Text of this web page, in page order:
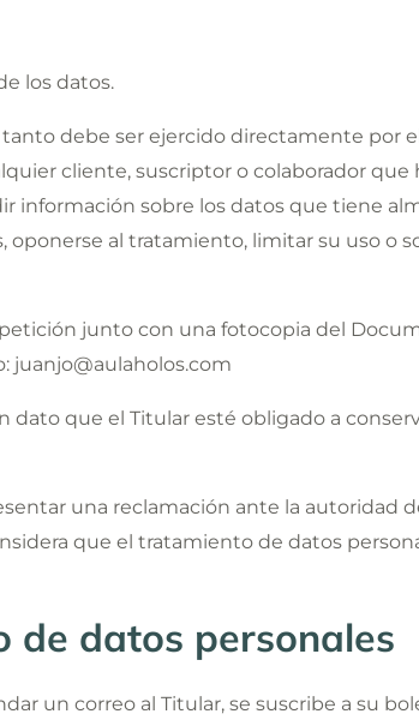
los datos.
debe ser ejercido directamente por
cliente, suscriptor o colaborador que
información sobre los datos que tiene
al tratamiento, limitar su uso o
junto con una fotocopia del
juanjo@aulaholos.com
dato que el Titular esté obligado a
una reclamación ante la autoridad
que el tratamiento de datos
de datos personales
un correo al Titular, se suscribe a su